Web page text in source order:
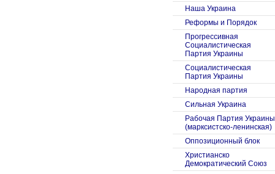
Наша Украина
Реформы и Порядок
Прогрессивная
Социалистическая
Партия Украины
Социалистическая
Партия Украины
Народная партия
Сильная Украина
Рабочая Партия Украины
(марксистско-ленинская)
Оппозиционный блок
Христианско
Демократический Союз